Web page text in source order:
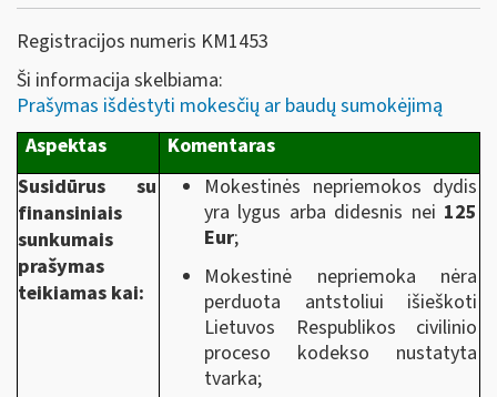
Registracijos numeris KM1453
Ši informacija skelbiama:
Prašymas išdėstyti mokesčių ar baudų sumokėjimą
Aspektas
Komentaras
Susidūrus su
finansiniais
sunkumais
prašymas
teikiamas kai:
Mokestinės nepriemokos dydis
yra lygus arba didesnis nei 125
Eur;
Mokestinė nepriemoka nėra
perduota antstoliui išieškoti
Lietuvos Respublikos civilinio
proceso kodekso nustatyta
tvarka;